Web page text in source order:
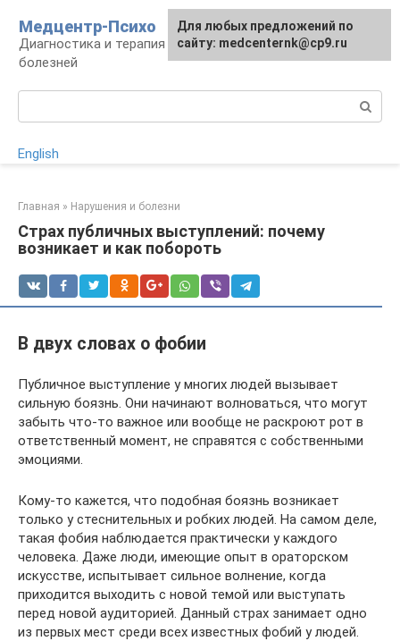
контенту
Медцентр-Психо
Диагностика и терапия психоневрологических
болезней
English
Главная » Нарушения и болезни
Страх публичных выступлений: почему
возникает и как побороть
В двух словах о фобии
Публичное выступление у многих людей вызывает
сильную боязнь. Они начинают волноваться, что могут
забыть что-то важное или вообще не раскроют рот в
ответственный момент, не справятся с собственными
эмоциями.
Кому-то кажется, что подобная боязнь возникает
только у стеснительных и робких людей. На самом деле,
такая фобия наблюдается практически у каждого
человека. Даже люди, имеющие опыт в ораторском
искусстве, испытывает сильное волнение, когда
приходится выходить с новой темой или выступать
перед новой аудиторией. Данный страх занимает одно
из первых мест среди всех известных фобий у людей.
Для любых предложений по
сайту: medcenternk@cp9.ru